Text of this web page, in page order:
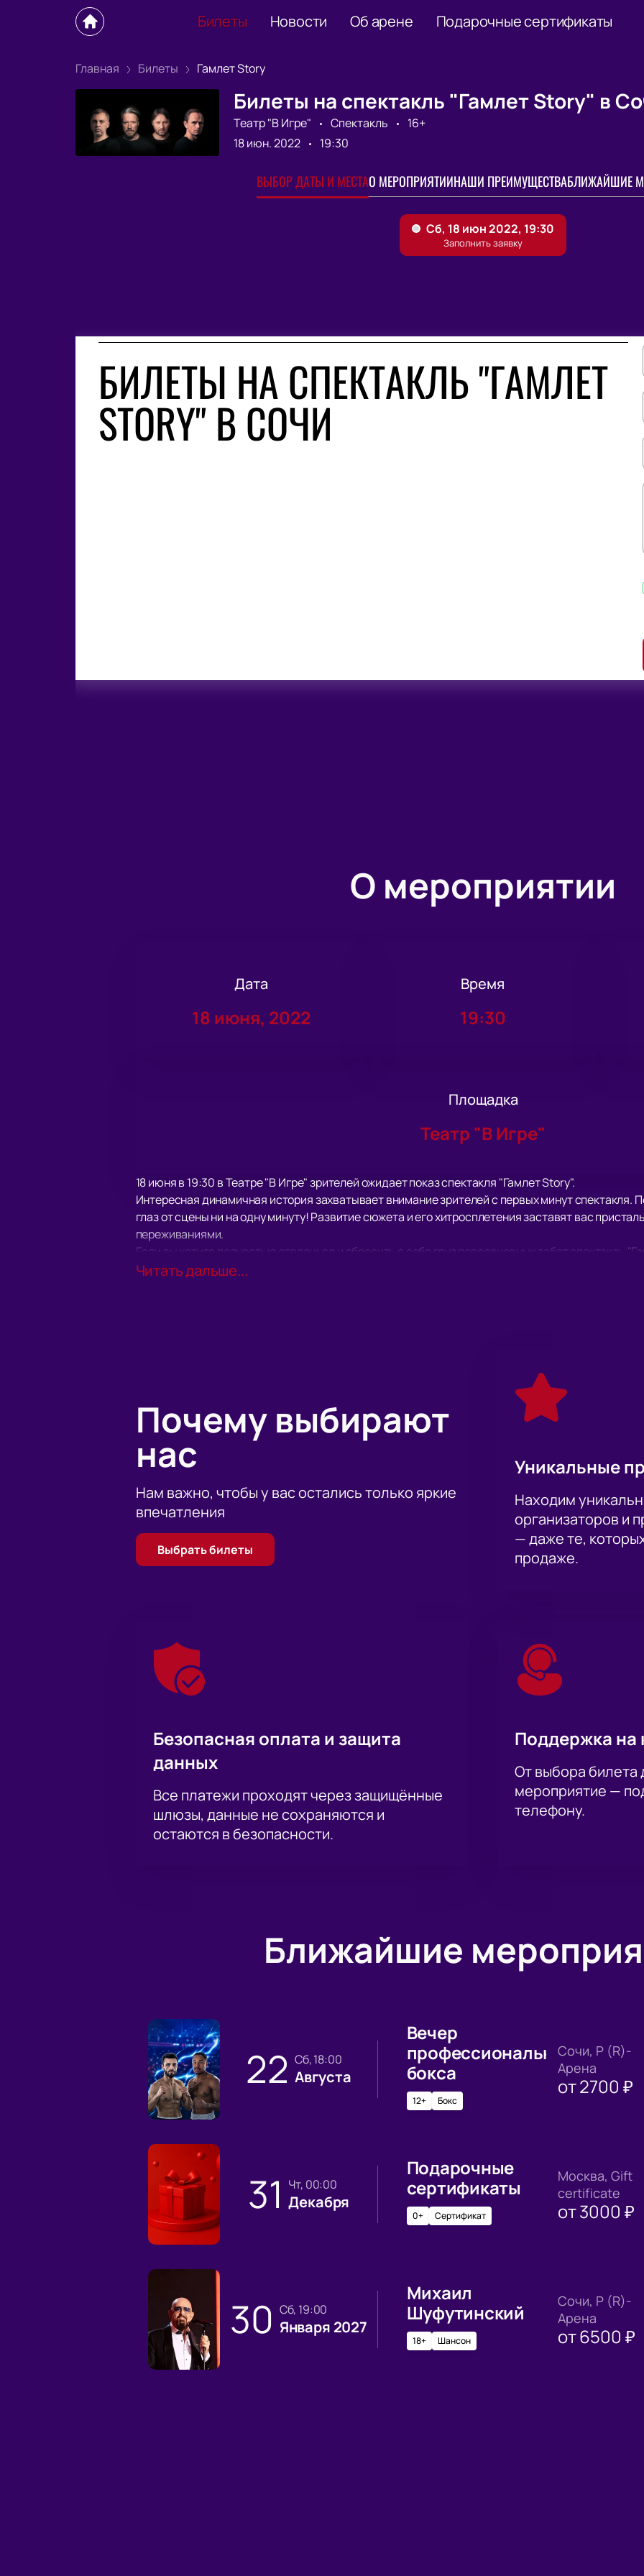
Билеты Новости Об арене Подарочные сертификаты
Главная Билеты Гамлет Story
Билеты на спектакль "Гамлет Story" в
Театр "В Игре" Спектакль
16+
18 июн. 2022
19:30
ВЫБОР ДАТЫ И МЕСТАО МЕРОПРИЯТИИНАШИ ПРЕИМУЩЕСТВАБЛИЖАЙШИЕ
БИЛЕТЫ НА СПЕКТАКЛЬ "ГАМЛЕТ
STORY" В СОЧИ
О мероприятии
Дата
18 июня, 2022
Время
19:30
Площадка
Театр "В Игре"
18 июня в 19:30 в Театре "В Игре" зрителей ожидает показ спектакля "Гамлет Story".
Интересная динамичная история захватывает внимание зрителей с первых минут спектакля.
глаз от сцены ни на одну минуту! Развитие сюжета и его хитросплетения заставят вас
переживаниями.
Если вы хотите полностью отвлечься и сбросить с себя груз повседневных забот спектакль
Вас ждет полное погружение в сюжет, огромное удовольствие от актерской игры, декораций,
Читать дальше...
Почему выбирают
нас
Нам важно, чтобы у вас остались только яркие
впечатления
Выбрать билеты
Уникальные
Находим
организаторов и
— даже те,
продаже.
Безопасная оплата и защита
данных
Все платежи проходят через защищённые
шлюзы, данные не сохраняются и
остаются в безопасности.
Поддержка на
От выбора билета
мероприятие —
телефону.
Ближайшие
22 сб, 18:00
Августа
Вечер
профессионального
бокса
12+ Бокс
Сочи, Р (R)-
Арена
от2700 ₽
31 чт, 00:00
Декабря
Подарочные
сертификаты
0+ Сертификат
Москва, Gift
certificate
от3000 ₽
30 сб, 19:00
Января 2027
Михаил
Шуфутинский
18+ Шансон
Сочи, Р (R)-
Арена
от6500 ₽